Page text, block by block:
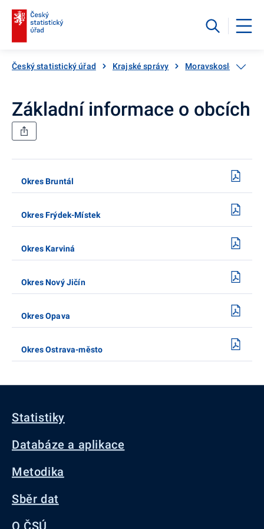
Český statistický úřad Krajské správy Moravskoslezský
Základní informace o obcích
Okres Bruntál
Okres Frýdek-Místek
Okres Karviná
Okres Nový Jičín
Okres Opava
Okres Ostrava-město
Statistiky
Databáze a aplikace
Metodika
Sběr dat
O ČSÚ